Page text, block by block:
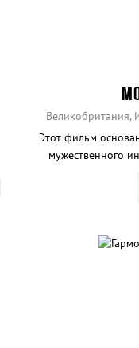
Великобритания,
Этот фильм
мужественного